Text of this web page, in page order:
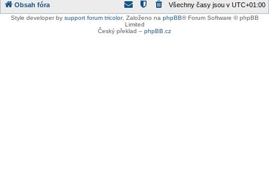
Obsah fóra Všechny časy jsou v UTC+01:00
Style developer by support forum tricolor, Založeno na phpBB® Forum Software © phpBB
Limited
Český překlad – phpBB.cz